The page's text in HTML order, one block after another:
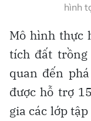
hình
Mô hình thực
tích đất trồng
quan đến
được hỗ trợ
gia các lớp